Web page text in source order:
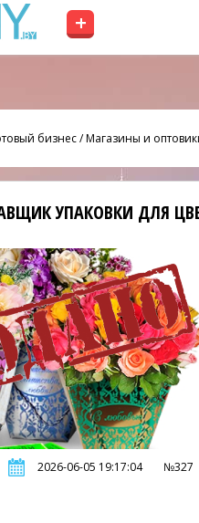
+
бизнес/Магазины и
УПАКОВКИ ДЛЯ
2026-06-05 19:17:04 №327